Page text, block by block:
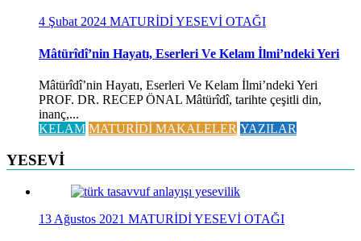
4 Şubat 2024 MATURİDİ YESEVİ OTAĞI
Mâtürîdî’nin Hayatı, Eserleri Ve Kelam İlmi’ndeki Yeri
Mâtürîdî’nin Hayatı, Eserleri Ve Kelam İlmi’ndeki Yeri
PROF. DR. RECEP ÖNAL Mâtürîdî, tarihte çeşitli din,
inanç,...
KELAM MATURİDİ MAKALELER YAZILAR
YESEVİ
13 Ağustos 2021 MATURİDİ YESEVİ OTAĞI